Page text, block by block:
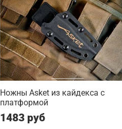
Ножны Asket из кайдекса c
платформой
1483 руб